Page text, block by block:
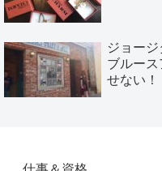
ジョー
ブルー
せない！